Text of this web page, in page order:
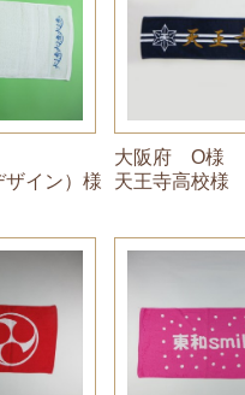
イン）様
大阪府 O様
天王寺高校様